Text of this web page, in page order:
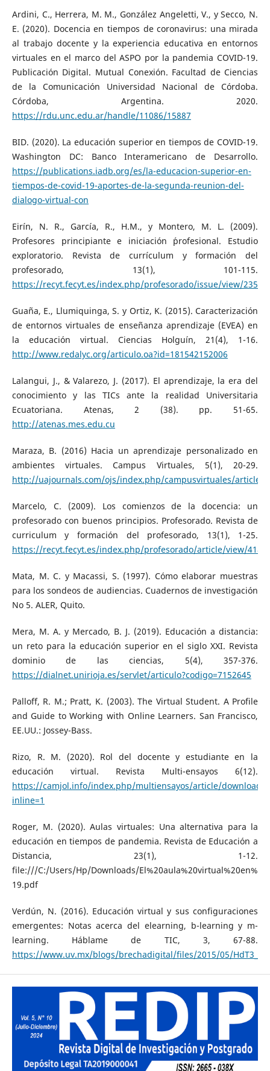
Ardini, C., Herrera, M. M., González Angeletti, V., y Secco, N.
E. (2020). Docencia en tiempos de coronavirus: una mirada
al trabajo docente y la experiencia educativa en entornos
virtuales en el marco del ASPO por la pandemia COVID-19.
Publicación Digital. Mutual Conexión. Facultad de Ciencias
de la Comunicación Universidad Nacional de Córdoba.
Córdoba, Argentina. 2020.
https://rdu.unc.edu.ar/handle/11086/15887
BID. (2020). La educación superior en tiempos de COVID-19.
Washington DC: Banco Interamericano de Desarrollo.
https://publications.iadb.org/es/la-educacion-superior-en-
tiempos-de-covid-19-aportes-de-la-segunda-reunion-del-
dialogo-virtual-con
Eirín, N. R., García, R., H.M., y Montero, M. L. (2009).
Profesores principiante e iniciación ´profesional. Estudio
exploratorio. Revista de currículum y formación del
profesorado, 13(1), 101-115.
https://recyt.fecyt.es/index.php/profesorado/issue/view/2356
Guaña, E., Llumiquinga, S. y Ortiz, K. (2015). Caracterización
de entornos virtuales de enseñanza aprendizaje (EVEA) en
la educación virtual. Ciencias Holguín, 21(4), 1-16.
http://www.redalyc.org/articulo.oa?id=181542152006
Lalangui, J., & Valarezo, J. (2017). El aprendizaje, la era del
conocimiento y las TICs ante la realidad Universitaria
Ecuatoriana. Atenas, 2 (38). pp. 51-65.
http://atenas.mes.edu.cu
Maraza, B. (2016) Hacia un aprendizaje personalizado en
ambientes virtuales. Campus Virtuales, 5(1), 20-29.
http://uajournals.com/ojs/index.php/campusvirtuales/article/
Marcelo, C. (2009). Los comienzos de la docencia: un
profesorado con buenos principios. Profesorado. Revista de
curriculum y formación del profesorado, 13(1), 1-25.
https://recyt.fecyt.es/index.php/profesorado/article/view/
Mata, M. C. y Macassi, S. (1997). Cómo elaborar muestras
para los sondeos de audiencias. Cuadernos de investigación
No 5. ALER, Quito.
Mera, M. A. y Mercado, B. J. (2019). Educación a distancia:
un reto para la educación superior en el siglo XXI. Revista
dominio de las ciencias, 5(4), 357-376.
https://dialnet.unirioja.es/servlet/articulo?codigo=7152645
Palloff, R. M.; Pratt, K. (2003). The Virtual Student. A Profile
and Guide to Working with Online Learners. San Francisco,
EE.UU.: Jossey-Bass.
Rizo, R. M. (2020). Rol del docente y estudiante en la
educación virtual. Revista Multi-ensayos 6(12).
https://camjol.info/index.php/multiensayos/article/download/
inline=1
Roger, M. (2020). Aulas virtuales: Una alternativa para la
educación en tiempos de pandemia. Revista de Educación a
Distancia, 23(1), 1-12.
file:///C:/Users/Hp/Downloads/
19.pdf
Verdún, N. (2016). Educación virtual y sus configuraciones
emergentes: Notas acerca del elearning, b-learning y m-
learning. Háblame de TIC, 3, 67-88.
https://www.uv.mx/blogs/brechadigital/files/2015/05/